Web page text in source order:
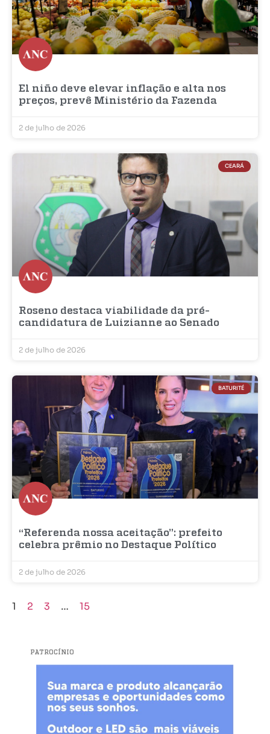
El niño deve elevar inflação e alta nos
preços, prevê Ministério da Fazenda
2 de julho de 2026
CEARÁ
Roseno destaca viabilidade da pré-
candidatura de Luizianne ao Senado
2 de julho de 2026
BATURITÉ
“Referenda nossa aceitação”: prefeito
celebra prêmio no Destaque Político
2 de julho de 2026
1 2 3 … 15
PATROCÍNIO